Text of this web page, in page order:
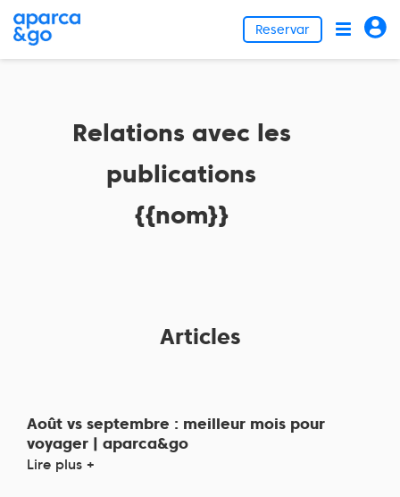
Reservar
Relations avec les
publications
{{nom}}
Articles
Août vs septembre : meilleur mois pour
voyager | aparca&go
Lire plus +